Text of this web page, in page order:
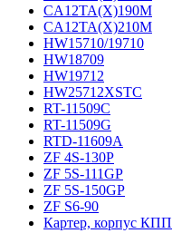
CA12TA(X)190M
CA12TA(X)210M
HW15710/19710
HW18709
HW19712
HW25712XSTC
RT-11509C
RT-11509G
RTD-11609A
ZF 4S-130P
ZF 5S-111GP
ZF 5S-150GP
ZF S6-90
Картер, корпус КПП